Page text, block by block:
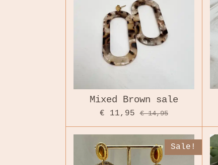
Mixed Brown sale
€ 11,95 € 14,95
Sale!